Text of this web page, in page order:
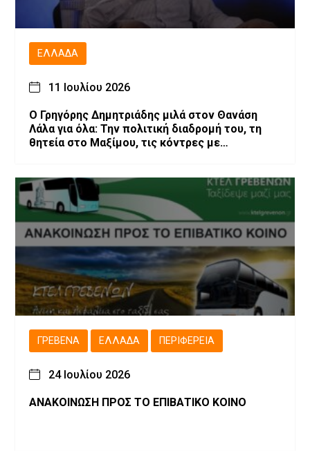
ΕΛΛΆΔΑ
11 Ιουλίου 2026
O Γρηγόρης Δημητριάδης μιλά στον Θανάση
Λάλα για όλα: Την πολιτική διαδρομή του, τη
θητεία στο Μαξίμου, τις κόντρες με
ΓΡΕΒΕΝΆ ΕΛΛΆΔΑ ΠΕΡΙΦΈΡΕΙΑ
24 Ιουλίου 2026
ΑΝΑΚΟΙΝΩΣΗ ΠΡΟΣ ΤΟ ΕΠΙΒΑΤΙΚΟ ΚΟΙΝΟ